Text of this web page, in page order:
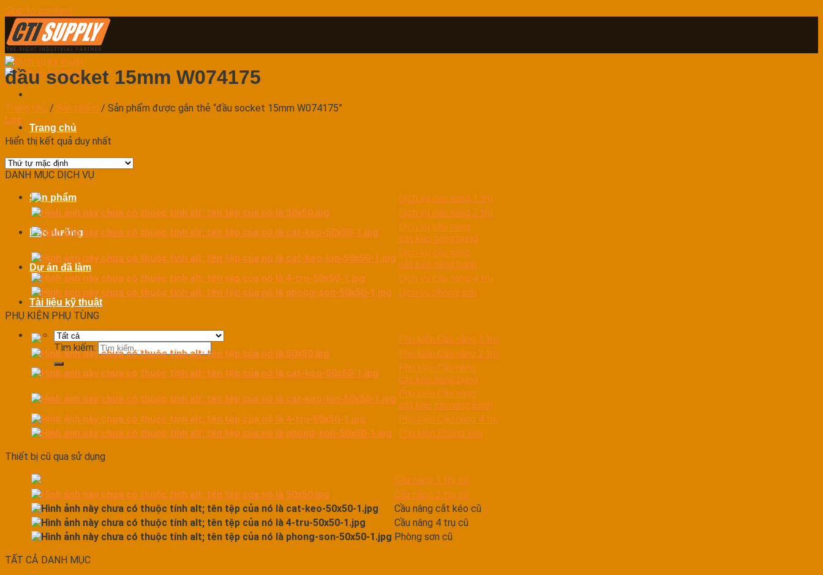
Skip to content
Trang chủ
Dịch vụ
Sản phẩm
Bảo dưỡng
Dự án đã làm
Tài liệu kỹ thuật
Tìm kiếm:
đầu socket 15mm W074175
Trang chủ / Sản phẩm / Sản phẩm được gắn thẻ “đầu socket 15mm W074175”
Lọc
Hiển thị kết quả duy nhất
DANH MỤC DỊCH VỤ
Dịch vụ cầu nâng 1 trụ
Dịch vụ cầu nâng 2 trụ
Dịch vụ cầu nâng
cắt kéo nâng bụng
Dịch vụ cầu nâng
cắt kéo nâng bánh
Dịch vụ cầu nâng 4 trụ
Dịch vụ phòng sơn
PHỤ KIỆN PHỤ TÙNG
Phụ kiện Cầu nâng 1 trụ
Phụ kiện Cầu nâng 2 trụ
Phụ kiện Cầu nâng
cắt kéo nâng bụng
Phụ kiện Cầu nâng
cắt kéo lớn nâng bánh
Phụ kiện Cầu nâng 4 trụ
Phụ kiện Phòng sơn
Thiết bị cũ qua sử dụng
Cầu nâng 1 trụ cũ
Cầu nâng 2 trụ cũ
Cầu nâng cắt kéo cũ
Cầu nâng 4 trụ cũ
Phòng sơn cũ
TẤT CẢ DANH MỤC